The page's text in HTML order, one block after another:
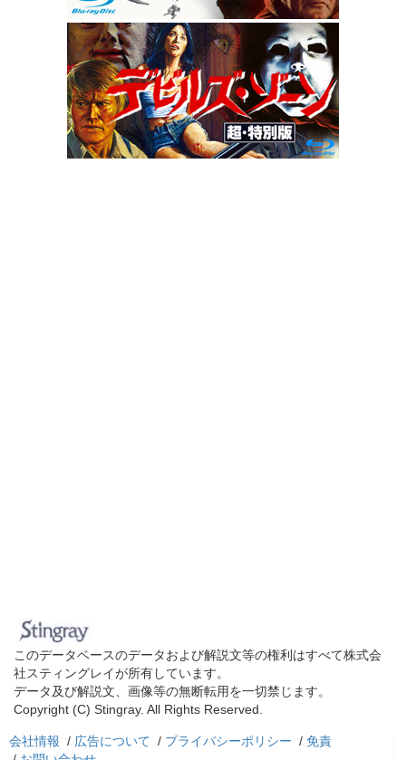
このデータベースのデータおよび解説文等の権利はすべて株式会
社スティングレイが所有しています。
データ及び解説文、画像等の無断転用を一切禁じます。
Copyright (C) Stingray. All Rights Reserved.
会社情報 / 広告について / プライバシーポリシー / 免責